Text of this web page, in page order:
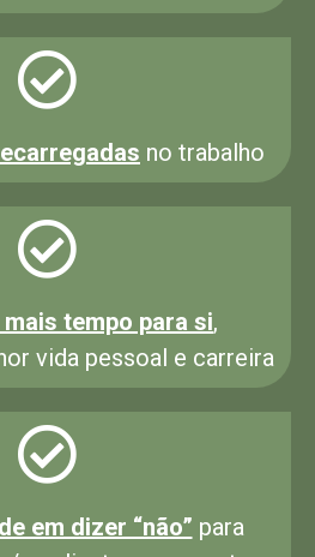
no trabalho
tempo para si,
vida pessoal e carreira
em dizer “não” para